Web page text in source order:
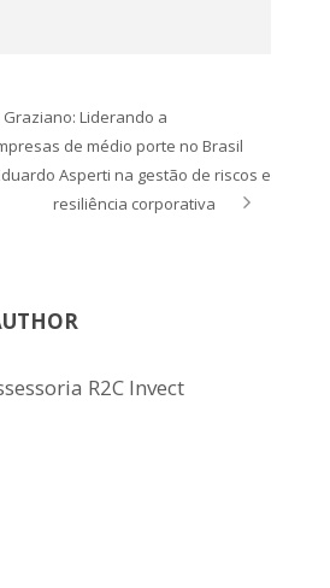
Liderando a
de médio porte no Brasil
Asperti na gestão de riscos e
resiliência corporativa
R2C Invect